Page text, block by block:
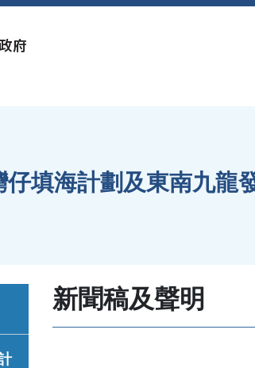
填海計劃及東南九龍
新聞稿及聲明